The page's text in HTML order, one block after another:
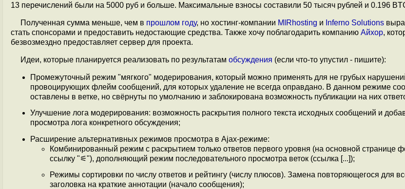
13 перечислений были на 5000 руб и больше. Максимальные взносы составили 50 тысяч рублей и 0.196
Полученная сумма меньше, чем в прошлом году, но хостинг-компании MIRhosting и Inferno Solutions
стать спонсорами и предоставить недостающие средства. Также хочу поблагодарить компанию Айхор,
безвозмездно предоставляет сервер для проекта.
Идеи, которые планируется реализовать по результатам обсуждения (если что-то упустил - пишите):
Промежуточный режим "мягкого" модерирования, который можно применять для не грубых
провоцирующих флейм сообщений, для которых удаление не всегда оправдано. В данном режиме
оставлены в ветке, но свёрнуты по умолчанию и заблокирована возможность публикации на них
Улучшение лога модерирования: возможность раскрытия полного текста исходных сообщений и
просмотра лога конкретного обсуждения;
Расширение альтернативных режимов просмотра в Ajax-режиме:
Комбинированный режим с раскрытием только ответов первого уровня (на основной странице
ссылку "⚟"), дополняющий режим последовательного просмотра веток (ссылка [...]);
Режимы сортировки по числу ответов и рейтингу (числу плюсов). Замена повторяющегося для
заголовка на краткие аннотации (начало сообщения);